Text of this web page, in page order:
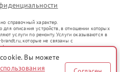
справочный характер.
описания устройств, в отношении которых
услуги по ремонту. Услуги оказываются в
которые не связаны с
представителями.
в гражданский оборот в соответствии
цели индивидуализации услуг или введения
Вы можете